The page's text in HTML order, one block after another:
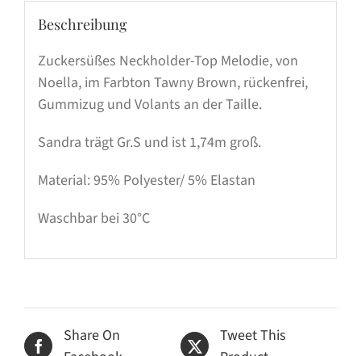
Beschreibung
Zuckersüßes Neckholder-Top Melodie, von
Noella, im Farbton Tawny Brown, rückenfrei,
Gummizug und Volants an der Taille.
Sandra trägt Gr.S und ist 1,74m groß.
Material: 95% Polyester/ 5% Elastan
Waschbar bei 30°C
Share On
Tweet This